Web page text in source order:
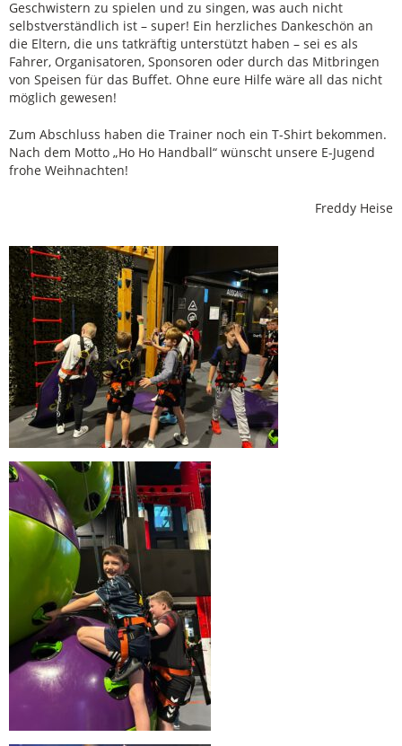
Geschwistern zu spielen und zu singen, was auch nicht
selbstverständlich ist – super! Ein herzliches Dankeschön an
die Eltern, die uns tatkräftig unterstützt haben – sei es als
Fahrer, Organisatoren, Sponsoren oder durch das Mitbringen
von Speisen für das Buffet. Ohne eure Hilfe wäre all das nicht
möglich gewesen!
Zum Abschluss haben die Trainer noch ein T-Shirt bekommen.
Nach dem Motto „Ho Ho Handball“ wünscht unsere E-Jugend
frohe Weihnachten!
Freddy Heise